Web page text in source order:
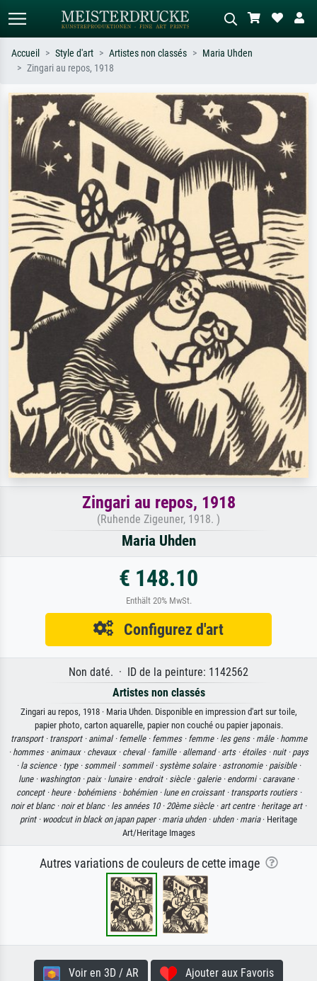
Recherchez par artiste, titre ou style –
ex. Monet, Nuit étoilée,
impressionnisme, vague de Hokusai,
Décrivez la scène – ex. prairie verte,
abstrait avec beaucoup de rouge,
tableau sombre, nu debout près d'un
arbre.
Accueil Style d'art Artistes non classés
Maria Uhden
Zingari au repos, 1918
Zingari au repos, 1918
(Ruhende Zigeuner, 1918. )
Maria Uhden
€ 148.10
Enthält 20% MwSt.
Configurez d'art
Non daté. · ID de la peinture: 1142562
Artistes non classés
Zingari au repos, 1918 · Maria Uhden. Disponible en impression d'art sur toile,
papier photo, carton aquarelle, papier non couché ou papier japonais.
transport · transport · animal · femelle · femmes · femme · les gens · mâle · homme
· hommes · animaux · chevaux · cheval · famille · allemand · arts · étoiles · nuit · pays
· la science · type · sommeil · sommeil · système solaire · astronomie · paisible ·
lune · washington · paix · lunaire · endroit · siècle · galerie · endormi · caravane ·
concept · heure · bohémiens · bohémien · lune en croissant · transports routiers ·
noir et blanc · noir et blanc · les années 10 · 20ème siècle · art centre · heritage art ·
print · woodcut in black on japan paper · maria uhden · uhden · maria· Heritage
Art/Heritage Images
Autres variations de couleurs de cette image
Voir en 3D / AR Ajouter aux Favoris